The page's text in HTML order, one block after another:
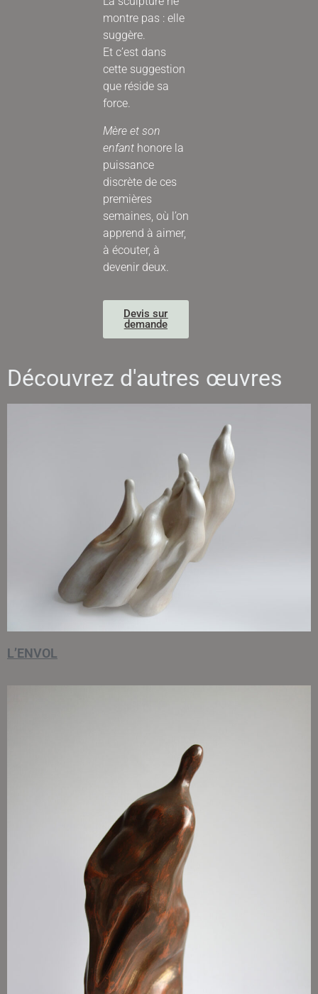
montre pas : elle
suggère.
Et c’est dans
cette suggestion
que réside sa
force.
Mère et son
enfanthonore la
puissance
discrète de ces
premières
semaines, où l’on
apprend à aimer,
à écouter, à
devenir deux.
Devis sur
demande
Découvrez d'autres œuvres
L’ENVOL